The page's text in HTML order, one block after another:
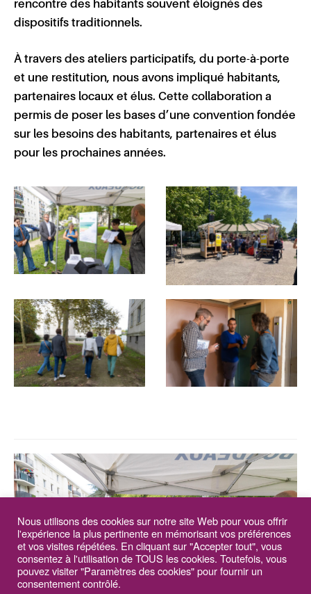
rencontre des habitants souvent éloignés des
dispositifs traditionnels.
À travers des ateliers participatifs, du porte-à-porte
et une restitution, nous avons impliqué habitants,
partenaires locaux et élus. Cette collaboration a
permis de poser les bases d’une convention fondée
sur les besoins des habitants, partenaires et élus
pour les prochaines années.
Nous utilisons des cookies sur notre site Web pour vous offrir
l'expérience la plus pertinente en mémorisant vos préférences
et vos visites répétées. En cliquant sur "Accepter tout", vous
consentez à l'utilisation de TOUS les cookies. Toutefois, vous
pouvez visiter "Paramètres des cookies" pour fournir un
consentement contrôlé.